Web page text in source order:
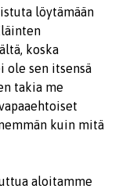
löytämään
koska
ole sen itsensä
takia me
kuin mitä
aloitamme